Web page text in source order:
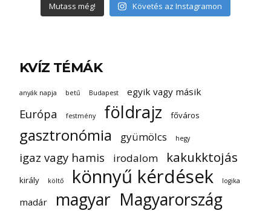
Mutass még! Követés az Instagramon
KVÍZ TÉMÁK
anyák napja betű Budapest egyik vagy másik
Európa festmény földrajz főváros
gasztronómia gyümölcs hegy
igaz vagy hamis irodalom kakukktojás
király költő könnyű kérdések logika
madár magyar Magyarország